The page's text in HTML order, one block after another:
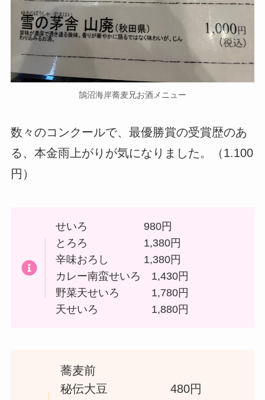
鵠沼海岸蕎麦兄お酒メニュー
数々のコンクールで、最優勝賞の受賞歴のあ
る、本金雨上がりが気になりました。（1.100
円）
せいろ 980円
とろろ 1,380円
辛味おろし 1,380円
カレー南蛮せいろ 1,430円
野菜天せいろ 1,780円
天せいろ 1,880円
蕎麦前
秘伝大豆 480円